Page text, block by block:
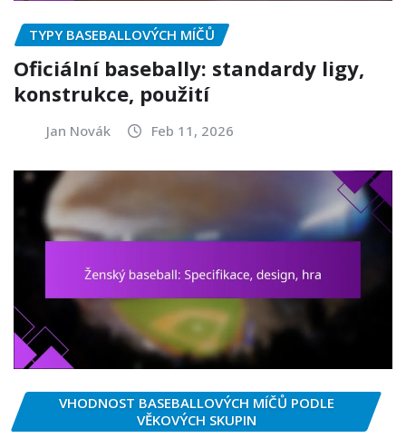
TYPY BASEBALLOVÝCH MÍČŮ
Oficiální basebally: standardy ligy,
konstrukce, použití
Jan Novák Feb 11, 2026
VHODNOST BASEBALLOVÝCH MÍČŮ PODLE
VĚKOVÝCH SKUPIN